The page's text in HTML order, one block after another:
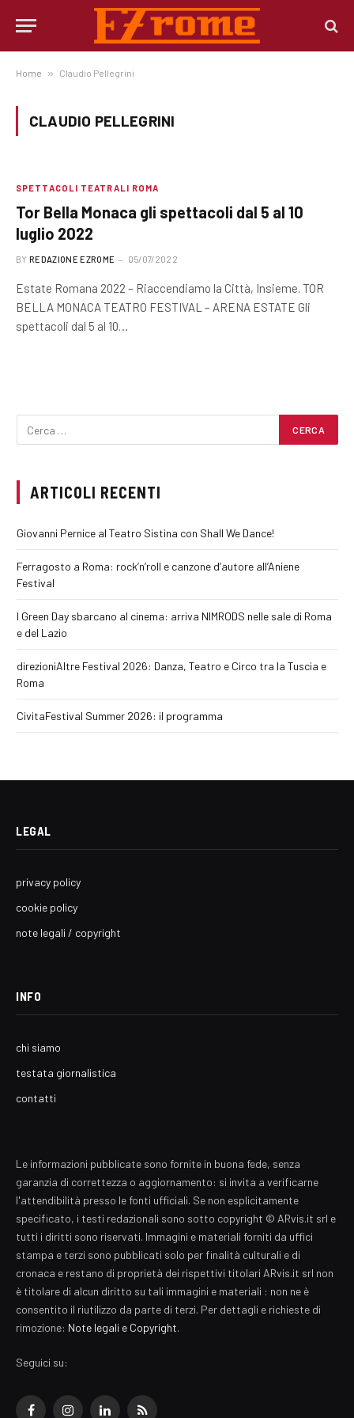
Home » Claudio Pellegrini
CLAUDIO PELLEGRINI
SPETTACOLI TEATRALI ROMA
Tor Bella Monaca gli spettacoli dal 5 al 10
luglio 2022
BY REDAZIONE EZROME 05/07/2022
Estate Romana 2022 – Riaccendiamo la Città, Insieme. TOR
BELLA MONACA TEATRO FESTIVAL – ARENA ESTATE Gli
spettacoli dal 5 al 10…
ARTICOLI RECENTI
Giovanni Pernice al Teatro Sistina con Shall We Dance!
Ferragosto a Roma: rock’n’roll e canzone d’autore all’Aniene
Festival
I Green Day sbarcano al cinema: arriva NIMRODS nelle sale di Roma
e del Lazio
direzioniAltre Festival 2026: Danza, Teatro e Circo tra la Tuscia e
Roma
CivitaFestival Summer 2026: il programma
LEGAL
privacy policy
cookie policy
note legali / copyright
INFO
chi siamo
testata giornalistica
contatti
Le informazioni pubblicate sono fornite in buona fede, senza
garanzia di correttezza o aggiornamento: si invita a verificarne
l'attendibilità presso le fonti ufficiali. Se non esplicitamente
specificato, i testi redazionali sono sotto copyright © ARvis.it srl e
tutti i diritti sono riservati. Immagini e materiali forniti da uffici
stampa e terzi sono pubblicati solo per finalità culturali e di
cronaca e restano di proprietà dei rispettivi titolari ARvis.it srl non
è titolare di alcun diritto su tali immagini e materiali : non ne è
consentito il riutilizzo da parte di terzi. Per dettagli e richieste di
rimozione: Note legali e Copyright.
Seguici su: